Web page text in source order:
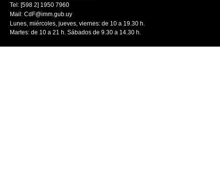
Tel: [598 2] 1950 7960
Mail: CdF@imm.gub.uy
Lunes, miércoles, jueves, viernes: de 10 a 19.30 h.
Martes: de 10 a 21 h. Sábados de 9.30 a 14.30 h.